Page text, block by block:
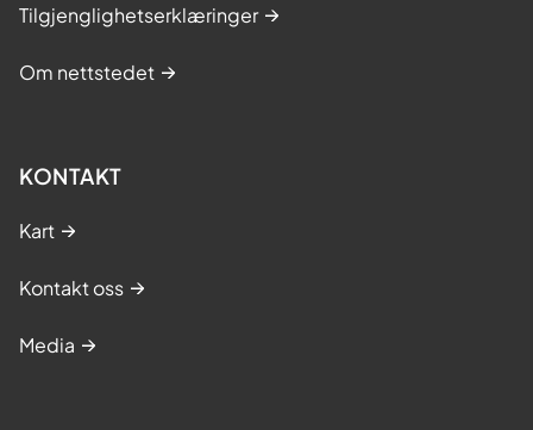
Tilgjenglighetserklæringer
Om nettstedet
KONTAKT
Kart
Kontakt oss
Media